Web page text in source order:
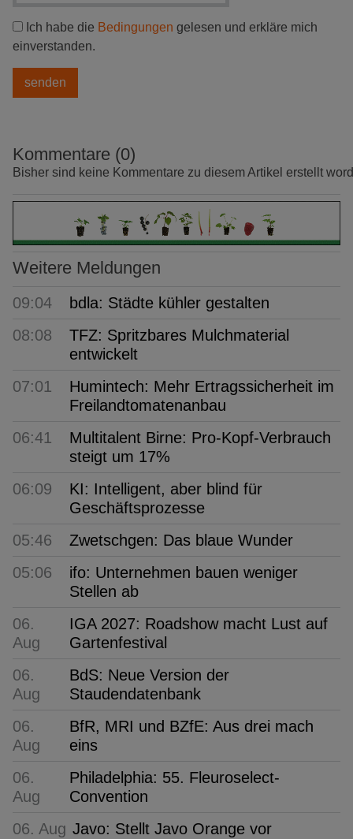
Ich habe die Bedingungen gelesen und erkläre mich
einverstanden.
Kommentare (0)
Bisher sind keine Kommentare zu diesem Artikel erstellt
Weitere Meldungen
09:04
bdla: Städte kühler gestalten
08:08
TFZ: Spritzbares Mulchmaterial
entwickelt
07:01
Humintech: Mehr Ertragssicherheit im
Freilandtomatenanbau
06:41
Multitalent Birne: Pro-Kopf-Verbrauch
steigt um 17%
06:09
KI: Intelligent, aber blind für
Geschäftsprozesse
05:46
Zwetschgen: Das blaue Wunder
05:06
ifo: Unternehmen bauen weniger
Stellen ab
06.
Aug
IGA 2027: Roadshow macht Lust auf
Gartenfestival
06.
Aug
BdS: Neue Version der
Staudendatenbank
06.
Aug
BfR, MRI und BZfE: Aus drei mach
eins
06.
Aug
Philadelphia: 55. Fleuroselect-
Convention
06. Aug Javo: Stellt Javo Orange vor